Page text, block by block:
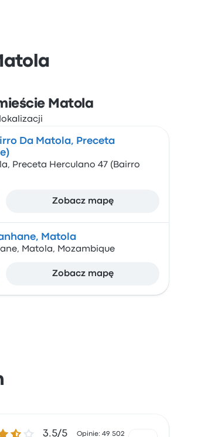
Matola
Da Matola, Preceta
Preceta Herculano 47 (Bairro
Zobacz mapę
Matola
Matola, Mozambique
Zobacz mapę
w skali do 5
3.5/5 Opinie: 49 502